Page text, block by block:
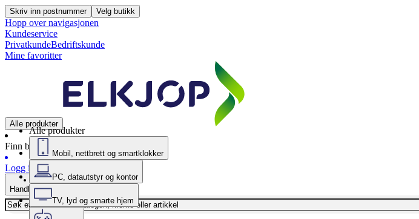
Skriv inn postnummer Velg butikk
Hopp over navigasjonen
Kundeservice
PrivatkundeBedriftskunde
Mine favoritter
Alle produkter
Finn butikk
Logg inn
Handlekurv
Alle produkter
Mobil, nettbrett og smartklokker
PC, datautstyr og kontor
TV, lyd og smarte hjem